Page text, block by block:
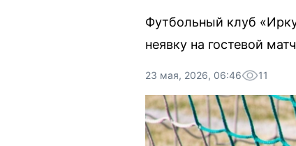
Футбольный клуб
неявку на гостевой
23 мая, 2026, 06:46 11